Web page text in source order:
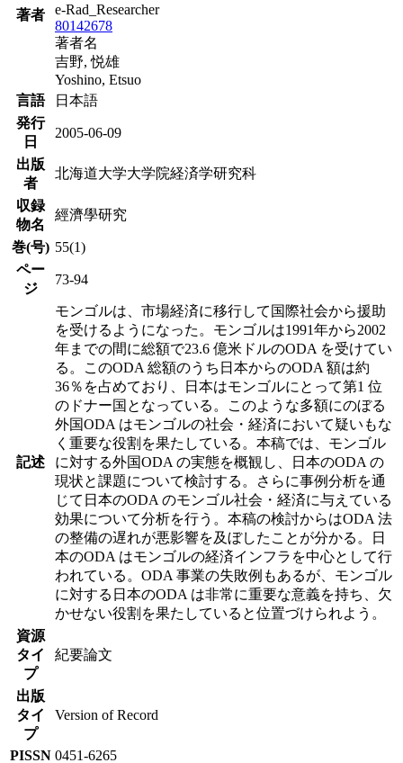
著者
e-Rad_Researcher
80142678
著者名
吉野, 悦雄
Yoshino, Etsuo
言語
日本語
発行
日
2005-06-09
出版
者
北海道大学大学院経済学研究科
収録
物名
經濟學研究
巻(号) 55(1)
ペー
ジ
73-94
記述
モンゴルは、市場経済に移行して国際社会から援助
を受けるようになった。モンゴルは1991年から2002
年までの間に総額で23.6 億米ドルのODA を受けてい
る。このODA 総額のうち日本からのODA 額は約
36％を占めており、日本はモンゴルにとって第1 位
のドナー国となっている。このような多額にのぼる
外国ODA はモンゴルの社会・経済において疑いもな
く重要な役割を果たしている。本稿では、モンゴル
に対する外国ODA の実態を概観し、日本のODA の
現状と課題について検討する。さらに事例分析を通
じて日本のODA のモンゴル社会・経済に与えている
効果について分析を行う。本稿の検討からはODA 法
の整備の遅れが悪影響を及ぼしたことが分かる。日
本のODA はモンゴルの経済インフラを中心として行
われている。ODA 事業の失敗例もあるが、モンゴル
に対する日本のODA は非常に重要な意義を持ち、欠
かせない役割を果たしていると位置づけられよう。
資源
タイ
プ
紀要論文
出版
タイ
プ
Version of Record
PISSN 0451-6265